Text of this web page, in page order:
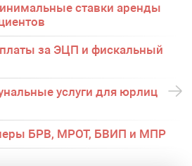
ставки аренды
за ЭЦП и фискальный
услуги для юрлиц
БРВ, МРОТ, БВИП и МПР